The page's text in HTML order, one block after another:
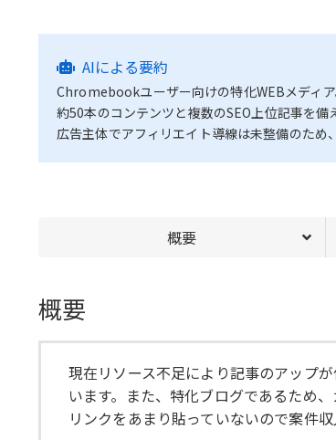
AIによる要約
Chromebookユーザー向けの特化WEBメディア
約50本のコンテンツと複数のSEO上位記事を備
広告主体でアフィリエイト導線は未整備のた
概要
概要
現在リソース不足により記事のアップ
います。また、特化ブログであるため
リンクをあまり貼っていないので案件